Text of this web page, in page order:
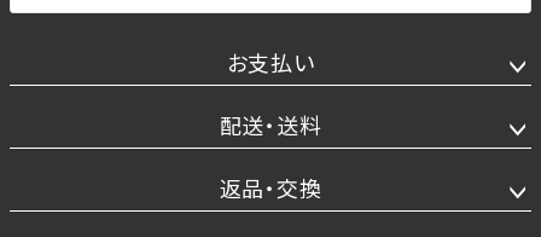
お支払い
配送・送料
返品・交換